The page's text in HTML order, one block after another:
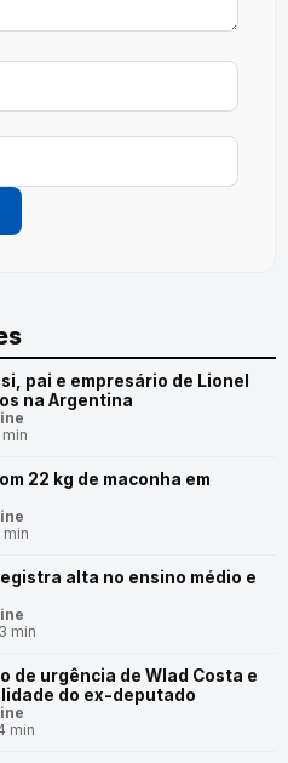
pai e empresário de Lionel
na Argentina
22 kg de maconha em
min
alta no ensino médio e
min
de urgência de Wlad Costa e
do ex-deputado
min